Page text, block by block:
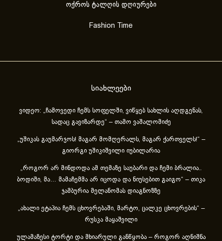
ოქროს ტალღის დღიურები
Fashion Time
სიახლეები
ვიდეო: „ჩამოვედი ჩემს სოფელში, ვიწყებ სახლის აღდგენას,
სადაც გავიზარდე“ – თამო ვაშალომიძე
„უშიკას გაუმარჯოს! მაგარ მომღერალს, მაგარ ქართველს!“ –
გიორგი უშიკიშვილი იუბილარია
„როგორ არ მინდოდა ამ თემაზე საუბარი და ჩემი ბრალია..
ბოდიში, მა… მამაჩემმა არ იცოდა და ნიუსებით გაიგო“ – თიკა
ჯამბურია მელანომას დიაგნოზზე
„ახა­ლი ეტა­პია ჩემს ცხოვ­რე­ბა­ში, მარ­ტო, ცალ­კე ცხოვ­რე­ბის“ –
რუსკა მაყაშვილი
ულამაზესი ტორტი და მხიარული განწყობა – როგორ აღნიშნა